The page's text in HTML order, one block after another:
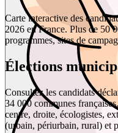
Carte interactive des
2026 en France. Plus de 50
programmes, sites de
Élections
Consultez les candidats
34 000 communes
centre, droite, écologistes,
(urbain, périurbain, rural) et